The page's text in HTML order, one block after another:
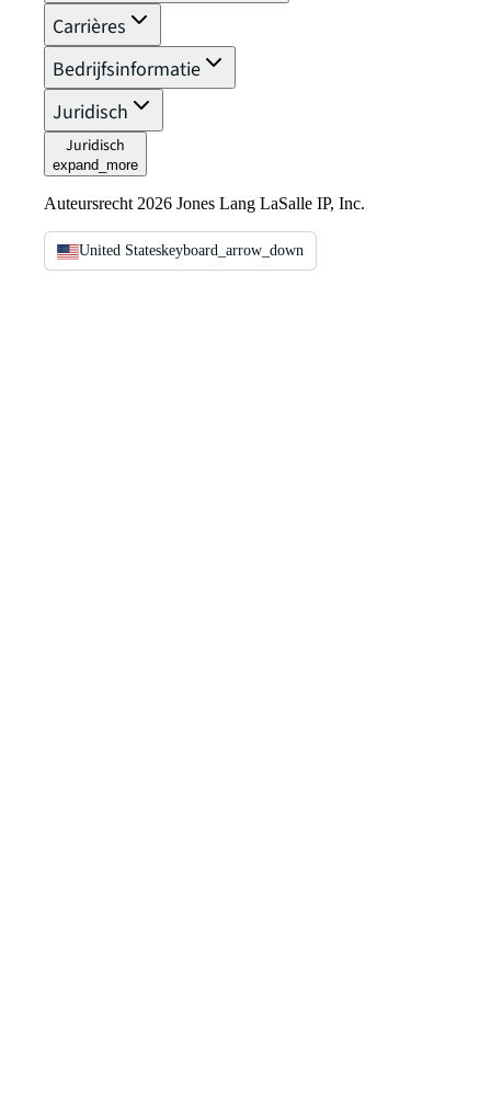
Carrières
Bedrijfsinformatie
Juridisch
Juridisch
expand_more
Auteursrecht 2026 Jones Lang LaSalle IP, Inc.
United Stateskeyboard_arrow_down